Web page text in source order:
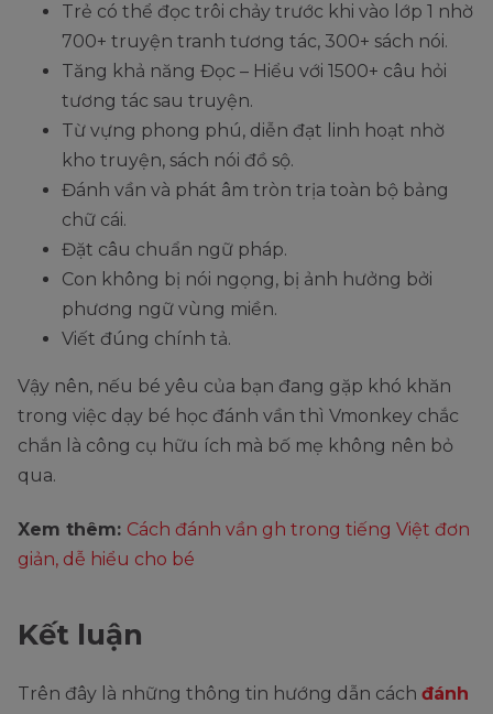
Trẻ có thể đọc trôi chảy trước khi vào lớp 1 nhờ
700+ truyện tranh tương tác, 300+ sách nói.
Tăng khả năng Đọc – Hiểu với 1500+ câu hỏi
tương tác sau truyện.
Từ vựng phong phú, diễn đạt linh hoạt nhờ
kho truyện, sách nói đồ sộ.
Đánh vần và phát âm tròn trịa toàn bộ bảng
chữ cái.
Đặt câu chuẩn ngữ pháp.
Con không bị nói ngọng, bị ảnh hưởng bởi
phương ngữ vùng miền.
Viết đúng chính tả.
Vậy nên, nếu bé yêu của bạn đang gặp khó khăn
trong việc dạy bé học đánh vần thì Vmonkey chắc
chắn là công cụ hữu ích mà bố mẹ không nên bỏ
qua.
Xem thêm: Cách đánh vần gh trong tiếng Việt đơn
giản, dễ hiểu cho bé
Kết luận
Trên đây là những thông tin hướng dẫn cách đánh